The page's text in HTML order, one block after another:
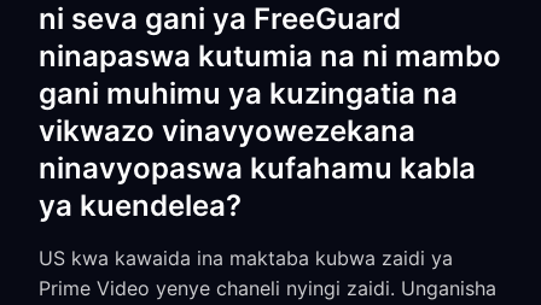
ni seva gani ya FreeGuard
ninapaswa kutumia na ni mambo
gani muhimu ya kuzingatia na
vikwazo vinavyowezekana
ninavyopaswa kufahamu kabla
ya kuendelea?
US kwa kawaida ina maktaba kubwa zaidi ya
Prime Video yenye chaneli nyingi zaidi. Unganisha